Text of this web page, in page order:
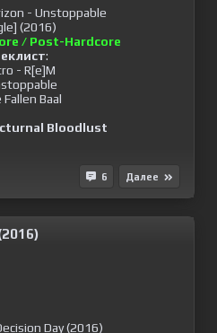
/ Post-Hardcore
:
- R[e]M
Fallen Baal
Bloodlust
6 Далее